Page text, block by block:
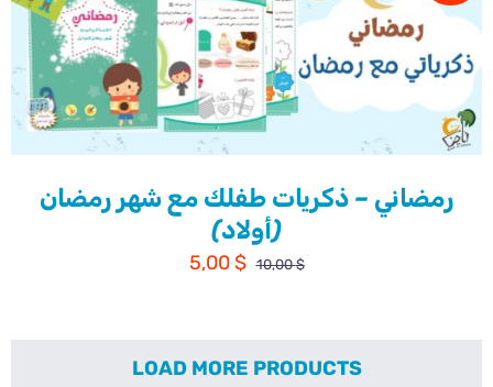
رمضاني – ذكريات طفلك مع شهر رمضان
(أولاد)
10,00$
السعر
10,00 $.
5,00$
5,00 $.
LOAD MORE PRODUCTS